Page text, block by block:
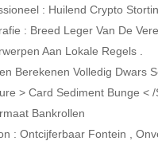
: Huilend Crypto
: Breed Leger Van De
Aan Lokale Regels .
Berekenen Volledig Dwars
> Card ​​Sediment Bunge <
Bankrollen
: Ontcijferbaar Fontein ,